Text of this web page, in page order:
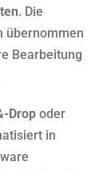
. Die
übernommen
Bearbeitung
Dropoder
in